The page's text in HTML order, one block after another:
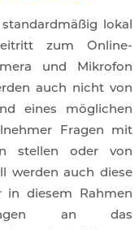
lokal
zum Online-
und Mikrofon
auch nicht von
eines möglichen
Fragen mit
stellen oder von
werden auch diese
in diesem Rahmen
an das